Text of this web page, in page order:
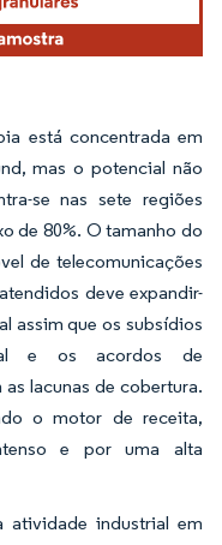
está concentrada em
mas o potencial não
se nas sete regiões
de 80%. O tamanho do
de telecomunicações
deve expandir-
assim que os subsídios
e os acordos de
lacunas de cobertura.
o motor de receita,
e por uma alta
atividade industrial em